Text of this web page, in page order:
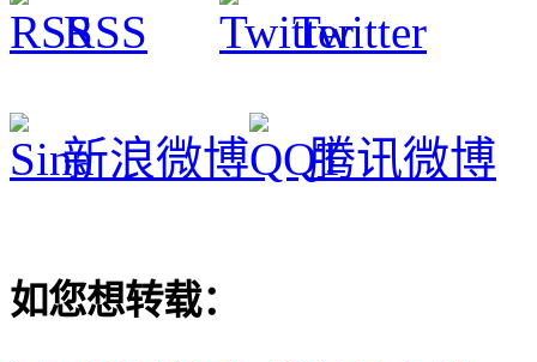
RSS Twitter
新浪微博 腾讯微博
如您想转载：